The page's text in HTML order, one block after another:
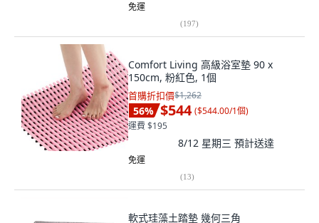
免運
(197)
Comfort Living 高級浴室墊 90 x
150cm, 粉紅色, 1個
首購折扣價$1,262
56% $544 ($544.00/1個)
運費 $195
8/12 星期三 預計送達
免運
(13)
軟式珪藻土踏墊 幾何三角